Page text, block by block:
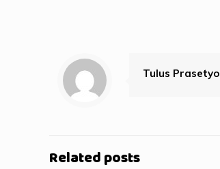
Tulus Prasetyo
Related posts